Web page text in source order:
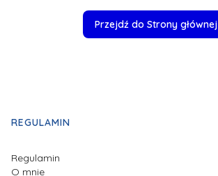
Przejdź do Strony głównej
Linki w stopce
REGULAMIN
Regulamin
O mnie